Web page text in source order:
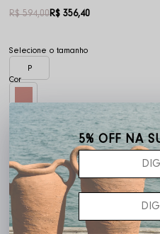
R$ 594,00R$ 356,40
P
Frete grátis acima de R$ 400,00
5% OFF NA